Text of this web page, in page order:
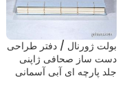
بولت ژورنال / دفتر طراحی
دست ساز صحافی ژاپنی
جلد پارچه ای آبی آسمانی